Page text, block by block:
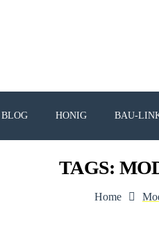
BLOG HONIG BAU-
TAGS:
Home